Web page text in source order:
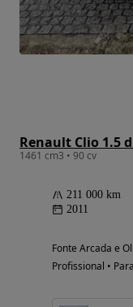
Renault Clio 1.5
1461 cm3 • 90 cv
211 000 km
2011
Fonte Arcada e
Profissional •